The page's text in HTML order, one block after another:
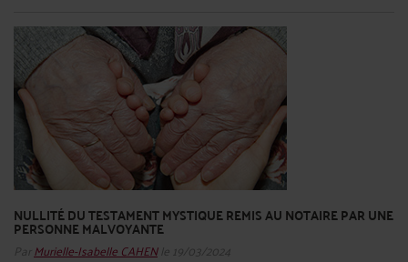
NULLITÉ DU TESTAMENT MYSTIQUE REMIS AU NOTAIRE PAR UNE
PERSONNE MALVOYANTE
Par Murielle-Isabelle CAHENle 19/03/2024